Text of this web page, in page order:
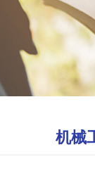
机械